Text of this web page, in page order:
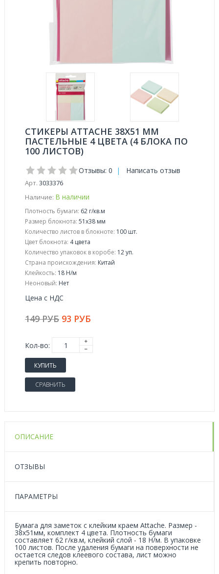
СТИКЕРЫ ATTACHE 38Х51 ММ
ПАСТЕЛЬНЫЕ 4 ЦВЕТА (4 БЛОКА ПО
100 ЛИСТОВ)
Отзывы: 0 | Написать отзыв
Арт. 3033376
Наличие: В наличии
Плотность бумаги: 62 г/кв.м
Размер блокнота: 51x38 мм
Количество листов в блокноте: 100 шт.
Цвет блокнота: 4 цвета
Количество упаковок в коробе: 12 уп.
Страна происхождения: Китай
Клейкость: 18 Н/м
Неоновый: Нет
Цена с НДС
149 РУБ 93 РУБ
Кол-во:
КУПИТЬ
СРАВНИТЬ
ОПИСАНИЕ
ОТЗЫВЫ
ПАРАМЕТРЫ
Бумага для заметок с клейким краем Attache. Размер -
38x51мм, комплект 4 цвета. Плотность бумаги
составляет 62 г/кв.м, клейкий слой - 18 Н/м. В упаковке
100 листов. После удаления бумаги на поверхности не
остается следов клеевого состава, лист можно
крепить повторно.